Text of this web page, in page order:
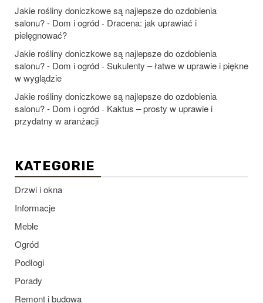
Jakie rośliny doniczkowe są najlepsze do ozdobienia
salonu? - Dom i ogród - Dracena: jak uprawiać i
pielęgnować?
Jakie rośliny doniczkowe są najlepsze do ozdobienia
salonu? - Dom i ogród - Sukulenty – łatwe w uprawie i piękne
w wyglądzie
Jakie rośliny doniczkowe są najlepsze do ozdobienia
salonu? - Dom i ogród - Kaktus – prosty w uprawie i
przydatny w aranżacji
KATEGORIE
Drzwi i okna
Informacje
Meble
Ogród
Podłogi
Porady
Remont i budowa